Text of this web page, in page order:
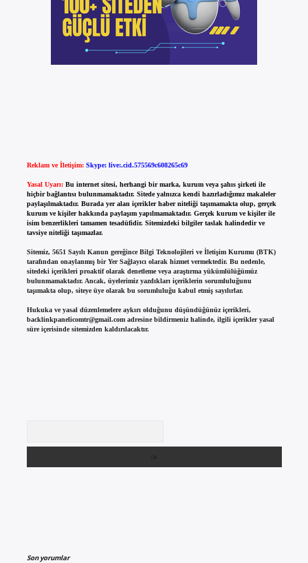
Reklam ve İletişim: Skype: live:.cid.575569c608265c69
Yasal Uyarı: Bu internet sitesi, herhangi bir marka, kurum veya şahıs şirketi ile
hiçbir bağlantısı bulunmamaktadır. Sitede yalnızca kendi hazırladığımız makaleler
paylaşılmaktadır. Burada yer alan içerikler haber niteliği taşımamakta olup, gerçek
kurum ve kişiler hakkında paylaşım yapılmamaktadır. Gerçek kurum ve kişiler ile
isim benzerlikleri tamamen tesadüfidir. Sitemizdeki bilgiler taslak halindedir ve
tavsiye niteliği taşımazlar.
Sitemiz, 5651 Sayılı Kanun gereğince Bilgi Teknolojileri ve İletişim Kurumu (BTK)
tarafından onaylanmış bir Yer Sağlayıcı olarak hizmet vermektedir. Bu nedenle,
sitedeki içerikleri proaktif olarak denetleme veya araştırma yükümlülüğümüz
bulunmamaktadır. Ancak, üyelerimiz yazdıkları içeriklerin sorumluluğunu
taşımakta olup, siteye üye olarak bu sorumluluğu kabul etmiş sayılırlar.
Hukuka ve yasal düzenlemelere aykırı olduğunu düşündüğünüz içerikleri,
backlinkpanelicomtr@gmail.comadresine bildirmeniz halinde, ilgili içerikler yasal
süre içerisinde sitemizden kaldırılacaktır.
Son yorumlar